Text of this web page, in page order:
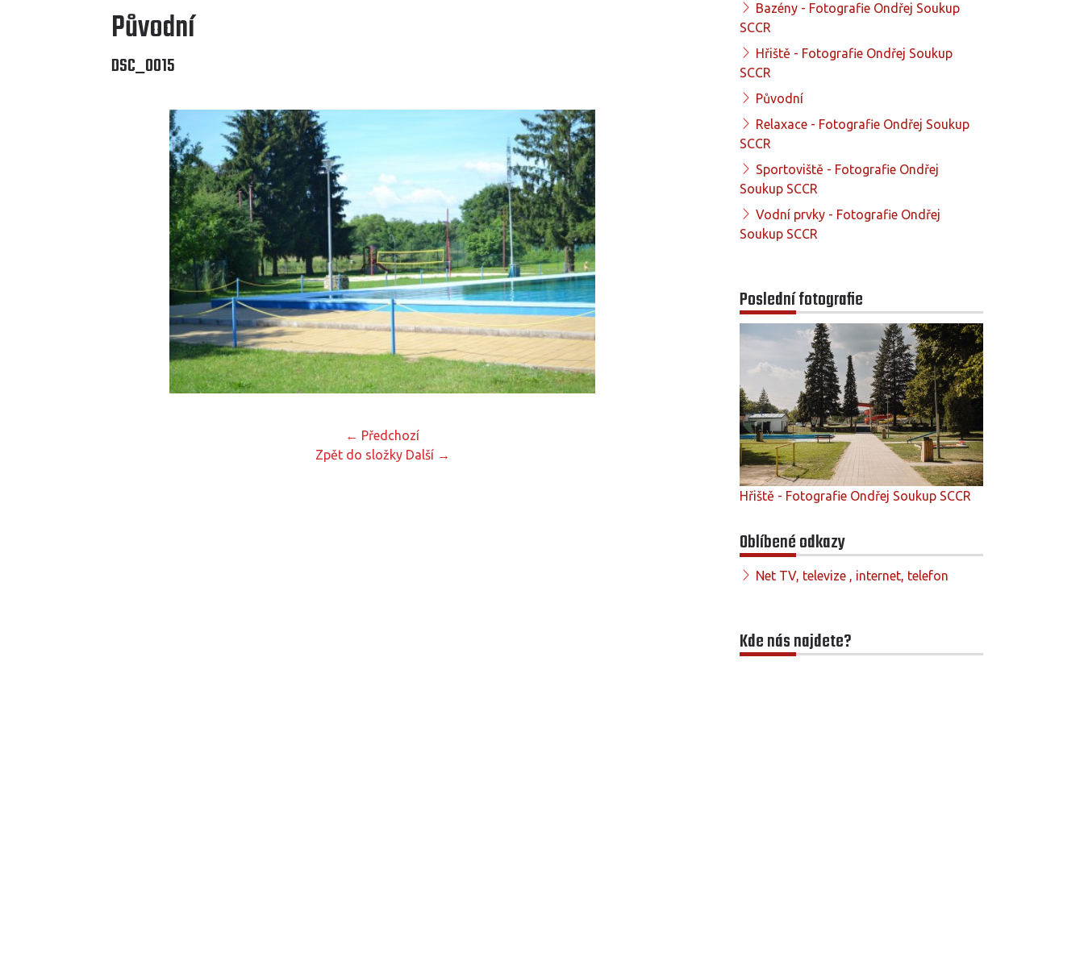
Původní
DSC_0015
← Předchozí
Zpět do složky Další →
Bazény - Fotografie Ondřej Soukup
SCCR
Hřiště - Fotografie Ondřej Soukup
SCCR
Původní
Relaxace - Fotografie Ondřej Soukup
SCCR
Sportoviště - Fotografie Ondřej
Soukup SCCR
Vodní prvky - Fotografie Ondřej
Soukup SCCR
Poslední fotografie
Hřiště - Fotografie Ondřej Soukup SCCR
Oblíbené odkazy
Net TV, televize , internet, telefon
Kde nás najdete?